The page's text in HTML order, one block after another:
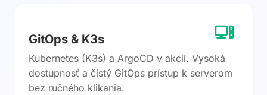
GitOps & K3s
Kubernetes (K3s) a ArgoCD v akcii. Vysoká
dostupnosť a čistý GitOps prístup k serverom
bez ručného klikania.